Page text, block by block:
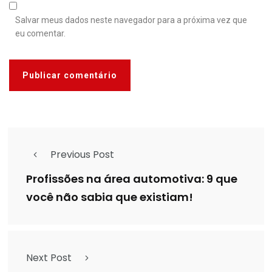
Salvar meus dados neste navegador para a próxima vez que
eu comentar.
Previous Post
Profissões na área automotiva: 9 que
você não sabia que existiam!
Next Post